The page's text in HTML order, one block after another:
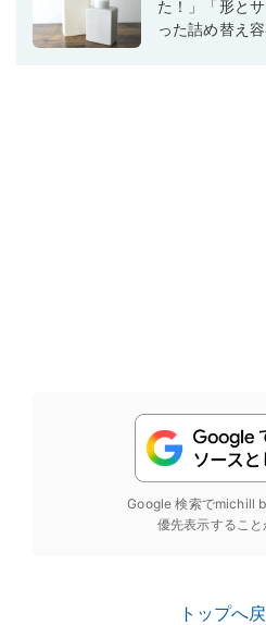
た！」「形と
った詰め替え
Google 検索でmichill
優先表示するこ
トップへ